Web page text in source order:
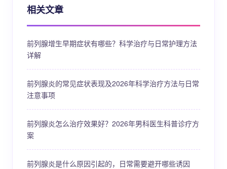
相关文章
前列腺增生早期症状有哪些？科学治疗与日常护理方法
详解
前列腺炎的常见症状表现及2026年科学治疗方法与日常
注意事项
前列腺炎怎么治疗效果好？2026年男科医生科普诊疗方
案
前列腺炎是什么原因引起的，日常需要避开哪些诱因